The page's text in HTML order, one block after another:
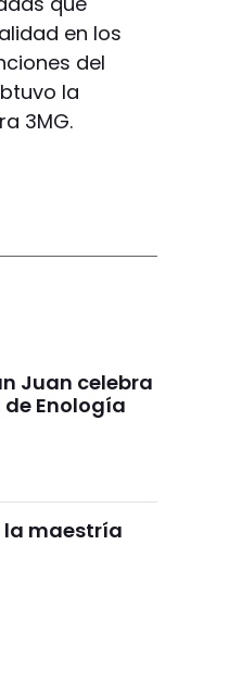
en los
del
la
3MG.
Juan celebra
Enología
la maestría